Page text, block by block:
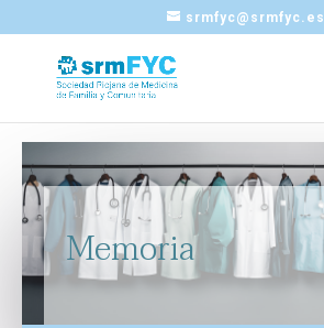
srmfyc@srmfyc.es
Memoria